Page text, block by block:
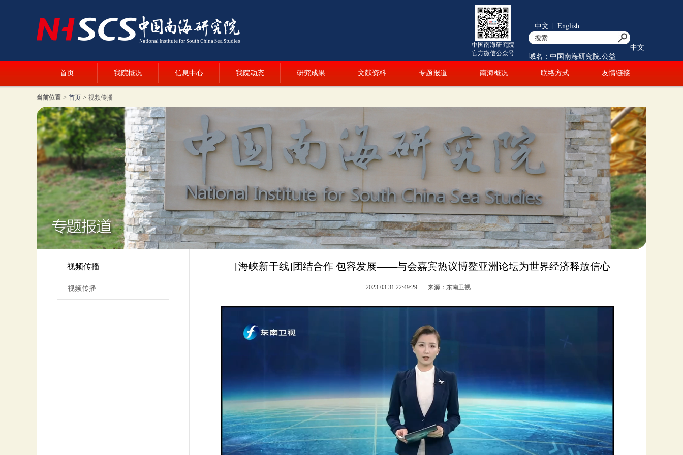
中国南海研究院
官方微信公众号
中文 | English
中文
域名：中国南海研究院.公益
首页 我院概况 信息中心 我院动态 研究成果 文献资料 专题报道 南海概况 联络方式 友情链接
当前位置 > 首页 > 视频传播
视频传播
视频传播
[海峡新干线]团结合作 包容发展——与会嘉宾热议博鳌亚洲论坛为世界经济释放信心
2023-03-31 22:49:29 来源：东南卫视